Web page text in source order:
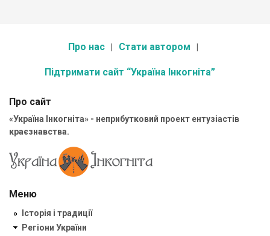
Про нас Стати автором
Підтримати сайт “Україна Інкогніта”
Про сайт
«Україна Інкогніта» - неприбутковий проект ентузіастів
краєзнавства.
Меню
Історія і традиції
Регіони України